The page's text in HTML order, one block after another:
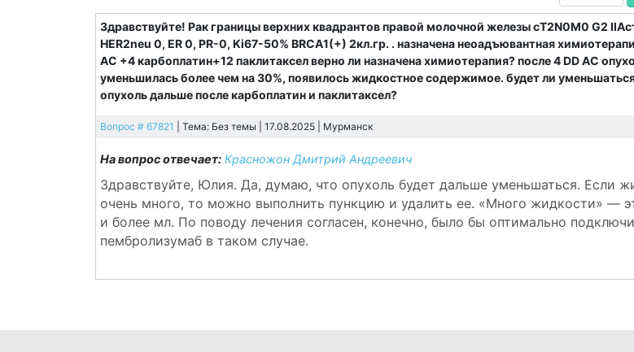
Здравствуйте! Рак границы верхних квадрантов правой молочной железы сT2N0M0 G2
HER2neu 0, ER 0, PR-0, Ki67-50% BRCA1(+) 2кл.гр. . назначена неоадъювантная
AC +4 карбоплатин+12 паклитаксел верно ли назначена химиотерапия? после 4 DD AC
уменьшилась более чем на 30%, появилось жидкостное содержимое. будет ли
опухоль дальше после карбоплатин и паклитаксел?
Вопрос # 67821 | Тема: Без темы | 17.08.2025 | Мурманск
На вопрос отвечает: Красножон Дмитрий Андреевич
Здравствуйте, Юлия. Да, думаю, что опухоль будет дальше уменьшаться. Если
очень много, то можно выполнить пункцию и удалить ее. «Много жидкости» —
и более мл. По поводу лечения согласен, конечно, было бы оптимально
пембролизумаб в таком случае.